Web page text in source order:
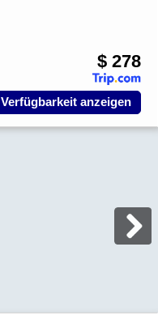
$ 278
Verfügbarkeit anzeigen